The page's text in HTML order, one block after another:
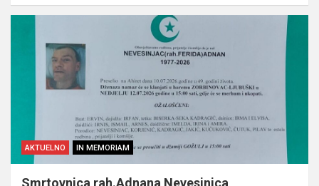
AKTUELNO IN MEMORIAM
Smrtovnica rah.Adnana Nevesinjca